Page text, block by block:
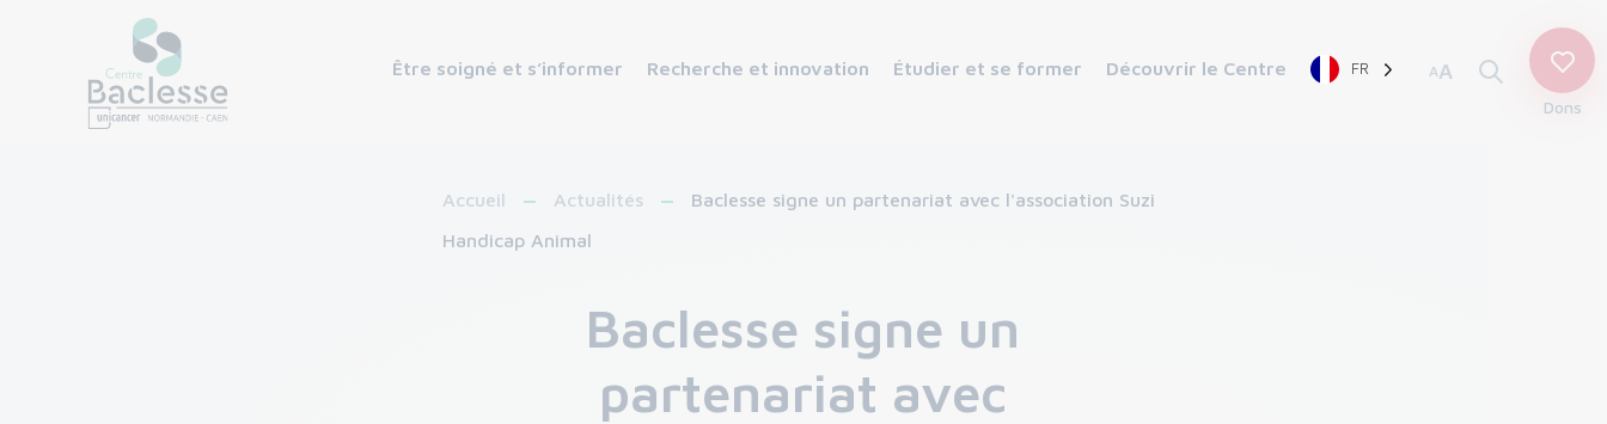
Être soigné et s’informer Recherche et innovation Étudier et se former Découvrir le Centre FR AA
Dons
Accueil Actualités
Baclesse signe un partenariat avec l'association Suzi
Handicap Animal
Baclesse signe un
partenariat avec